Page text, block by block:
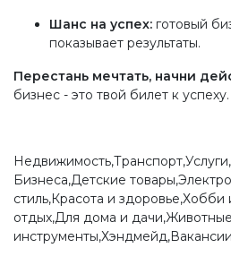
Шанс на успех: готовый
показывает результаты.
Перестань мечтать, начни
бизнес - это твой билет к
Бизнеса,Детские
стиль,Красота и здоровье,Хобби
отдых,Для дома и
инструменты,Хэндмейд,Вакансии